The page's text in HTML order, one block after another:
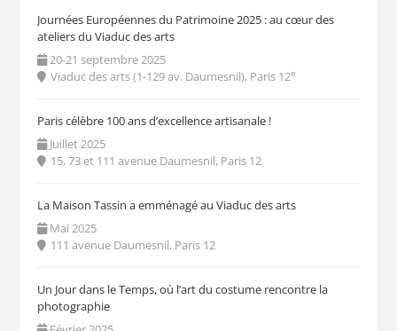
Journées Européennes du Patrimoine 2025 : au cœur des
ateliers du Viaduc des arts
20-21 septembre 2025
Viaduc des arts (1-129 av. Daumesnil), Paris 12e
Paris célèbre 100 ans d’excellence artisanale !
Juillet 2025
15, 73 et 111 avenue Daumesnil, Paris 12
La Maison Tassin a emménagé au Viaduc des arts
Mai 2025
111 avenue Daumesnil, Paris 12
Un Jour dans le Temps, où l’art du costume rencontre la
photographie